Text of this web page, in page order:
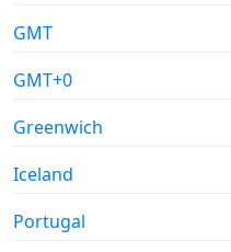
GMT
GMT+0
Greenwich
Iceland
Portugal